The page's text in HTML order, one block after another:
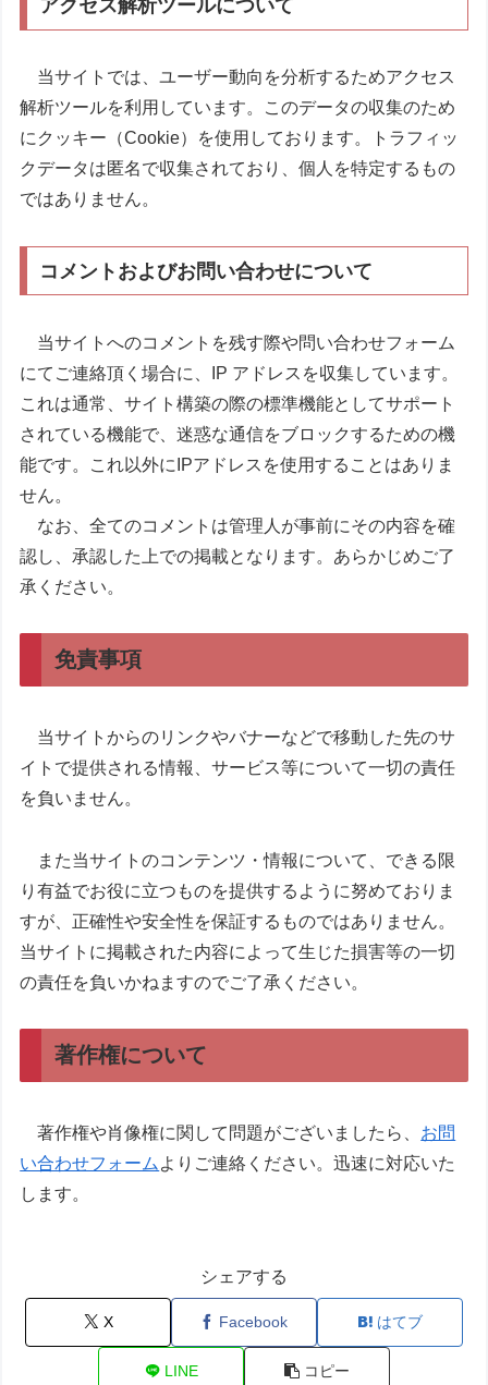
アクセス解析ツールについて
当サイトでは、ユーザー動向を分析するためアクセス
解析ツールを利用しています。このデータの収集のため
にクッキー（Cookie）を使用しております。トラフィッ
クデータは匿名で収集されており、個人を特定するもの
ではありません。
コメントおよびお問い合わせについて
当サイトへのコメントを残す際や問い合わせフォーム
にてご連絡頂く場合に、IP アドレスを収集しています。
これは通常、サイト構築の際の標準機能としてサポート
されている機能で、迷惑な通信をブロックするための機
能です。これ以外にIPアドレスを使用することはありま
せん。
なお、全てのコメントは管理人が事前にその内容を確
認し、承認した上での掲載となります。あらかじめご了
承ください。
免責事項
当サイトからのリンクやバナーなどで移動した先のサ
イトで提供される情報、サービス等について一切の責任
を負いません。
また当サイトのコンテンツ・情報について、できる限
り有益でお役に立つものを提供するように努めておりま
すが、正確性や安全性を保証するものではありません。
当サイトに掲載された内容によって生じた損害等の一切
の責任を負いかねますのでご了承ください。
著作権について
著作権や肖像権に関して問題がございましたら、 お問
い合わせフォーム よりご連絡ください。迅速に対応いた
します。
シェアする
X Facebook はてブ
LINE コピー